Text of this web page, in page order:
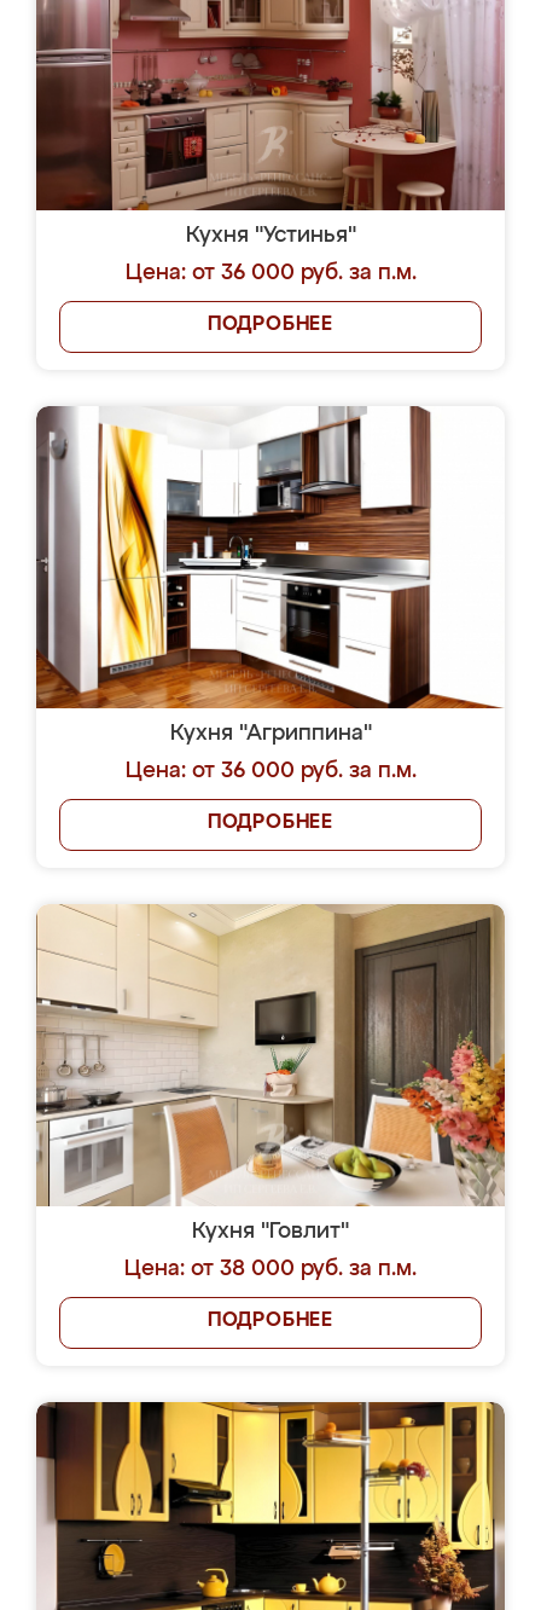
Кухня "Устинья"
Цена: от 36 000 руб. за п.м.
ПОДРОБНЕЕ
Кухня "Агриппина"
Цена: от 36 000 руб. за п.м.
ПОДРОБНЕЕ
Кухня "Говлит"
Цена: от 38 000 руб. за п.м.
ПОДРОБНЕЕ